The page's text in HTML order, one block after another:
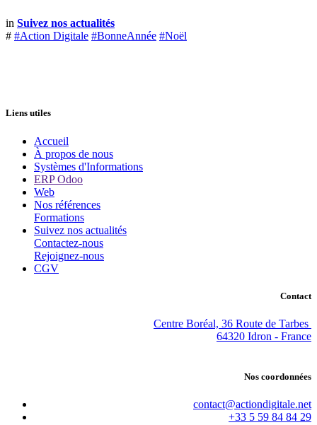
in Suivez nos actualités
# #Action Digitale #BonneAnnée #Noël
Liens utiles
Accueil
À propos de nous
Systèmes d'Informations
ERP Odoo
Web
Nos références
Formations
Suivez nos actualités
Contactez-nous
Rejoignez-nous
CGV
Contact
Centre Boréal, 36 Route de Tarbes
64320 Idron - France
Nos coordonnées
contact@actiondigitale.net
+33 5 59 84 84 29